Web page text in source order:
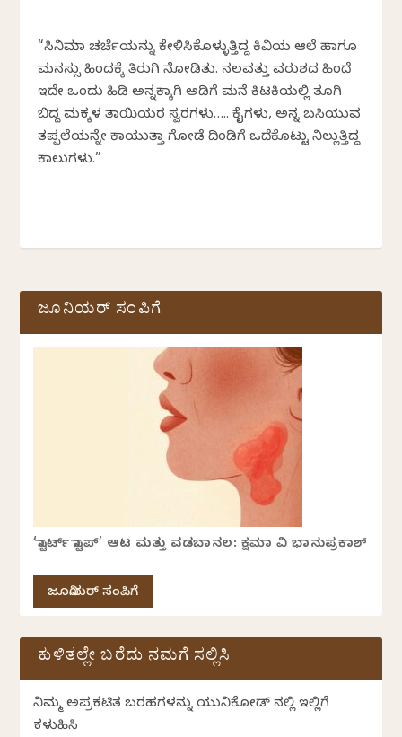
“ಸಿನಿಮಾ ಚರ್ಚೆಯನ್ನು ಕೇಳಿಸಿಕೊಳ್ಳುತ್ತಿದ್ದ ಕಿವಿಯ ಆಲೆ ಹಾಗೂ
ಮನಸ್ಸು ಹಿಂದಕ್ಕೆ ತಿರುಗಿ ನೋಡಿತು. ನಲವತ್ತು ವರುಶದ ಹಿಂದೆ
ಇದೇ ಒಂದು ಹಿಡಿ ಅನ್ನಕ್ಕಾಗಿ ಅಡಿಗೆ ಮನೆ ಕಿಟಕಿಯಲ್ಲಿ ತೂಗಿ
ಬಿದ್ದ ಮಕ್ಕಳ ತಾಯಿಯರ ಸ್ವರಗಳು….. ಕೈಗಳು, ಅನ್ನ ಬಸಿಯುವ
ತಪ್ಪಲೆಯನ್ನೇ ಕಾಯುತ್ತಾ ಗೋಡೆ ದಿಂಡಿಗೆ ಒದೆಕೊಟ್ಟು ನಿಲ್ಲುತ್ತಿದ್ದ
ಕಾಲುಗಳು.”
ಜೂನಿಯರ್ ಸಂಪಿಗೆ
‘ಸ್ಟಾರ್ಟ್ ಸ್ಟಾಪ್’ ಆಟ ಮತ್ತು ವಡಬಾನಲ: ಕ್ಷಮಾ ವಿ ಭಾನುಪ್ರಕಾಶ್
ಜೂನಿಯರ್ ಸಂಪಿಗೆ
ಕುಳಿತಲ್ಲೇ ಬರೆದು ನಮಗೆ ಸಲ್ಲಿಸಿ
ನಿಮ್ಮ ಅಪ್ರಕಟಿತ ಬರಹಗಳನ್ನು ಯುನಿಕೋಡ್ ನಲ್ಲಿ ಇಲ್ಲಿಗೆ
ಕಳುಹಿಸಿ